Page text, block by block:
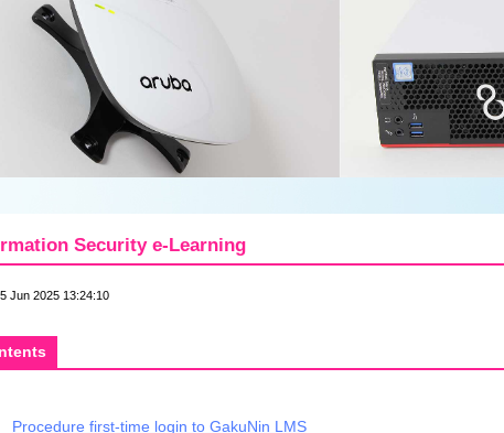
Security e-Learning
Jun 2025 13:24:10
Procedure first-time login to GakuNin LMS